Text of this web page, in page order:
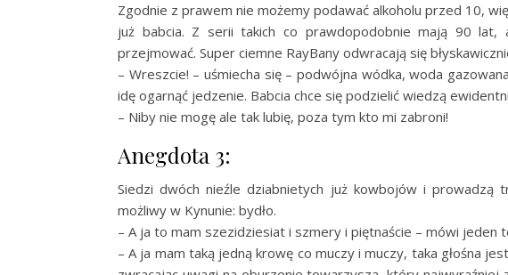
Zgodnie z prawem nie możemy podawać alkoholu przed 10,
już babcia. Z serii takich co prawdopodobnie mają 90 lat,
przejmować. Super ciemne RayBany odwracają się
– Wreszcie! – uśmiecha się – podwójna wódka, woda
idę ogarnąć jedzenie. Babcia chce się podzielić wiedzą
– Niby nie mogę ale tak lubię, poza tym kto mi zabroni!
Anegdota 3:
Siedzi dwóch nieźle dziabnietych już kowbojów i prowadzą
możliwy w Kynunie: bydło.
– A ja to mam szezidziesiat i szmery i piętnaście – mówi jeden
– A ja mam taką jedną krowę co muczy i muczy, taka głośna